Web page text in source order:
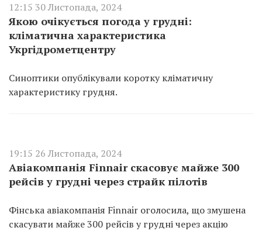
12:15 30 Листопада, 2024
Якою очікується погода у грудні:
кліматична характеристика
Укргідрометцентру
Синоптики опублікували коротку кліматичну
характеристику грудня.
19:15 26 Листопада, 2024
Авіакомпанія Finnair скасовує майже 300
рейсів у грудні через страйк пілотів
Фінська авіакомпанія Finnair оголосила, що змушена
скасувати майже 300 рейсів у грудні через акцію